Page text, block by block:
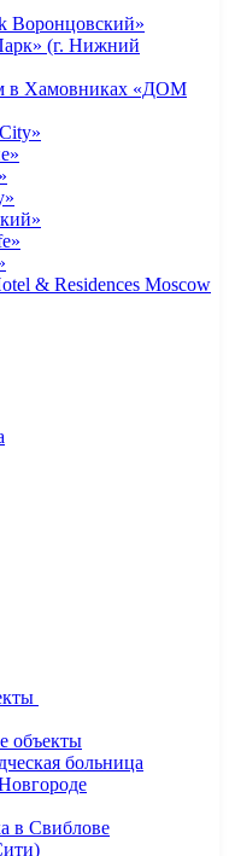
Воронцовский»
(г. Нижний
в Хамовниках «ДОМ
& Residences Moscow
объекты
больница
в Свиблове